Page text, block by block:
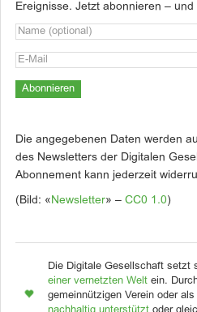
Ereignisse. Jetzt abonnieren –
Die angegebenen Daten werden
des Newsletters der Digitalen
Abonnement kann jederzeit
(Bild: « Newsletter» – CC0 1.0)
Die Digitale Gesellschaft setzt
einer vernetzten Welt ein.
gemeinnützigen Verein oder